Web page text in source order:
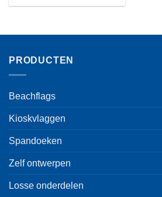
PRODUCTEN
Beachflags
Kioskvlaggen
Spandoeken
Zelf ontwerpen
Losse onderdelen